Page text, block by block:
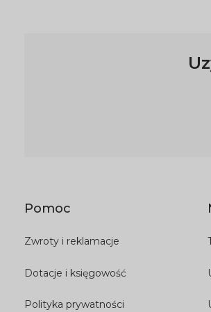
Pomoc
Zwroty i reklamacje
Dotacje i księgowość
Polityka prywatności